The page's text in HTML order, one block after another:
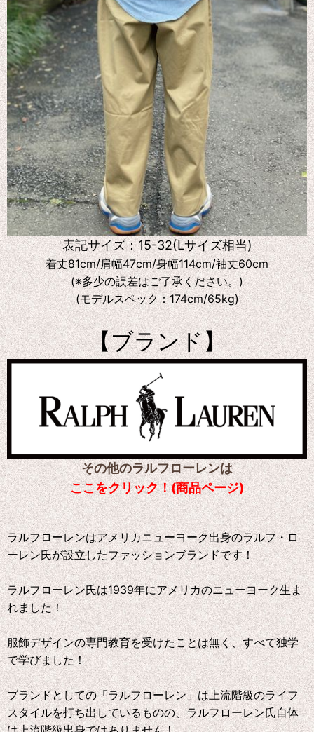
表記サイズ：15-32(Lサイズ相当)
着丈81cm/肩幅47cm/身幅114cm/袖丈60cm
(※多少の誤差はご了承ください。)
(モデルスペック：174cm/65kg)
【ブランド】
その他のラルフローレンは
ここをクリック！(商品ページ)
ラルフローレンはアメリカニューヨーク出身のラルフ・ロ
ーレン氏が設立したファッションブランドです！
ラルフローレン氏は1939年にアメリカのニューヨーク生ま
れました！
服飾デザインの専門教育を受けたことは無く、すべて独学
で学びました！
ブランドとしての「ラルフローレン」は上流階級のライフ
スタイルを打ち出しているものの、ラルフローレン氏自体